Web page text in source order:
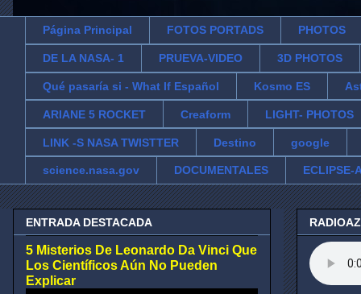
Página Principal FOTOS PORTADS PHOTOS
DE LA NASA- 1 PRUEVA-VIDEO 3D PHOTOS
Qué pasaría si - What If Español Kosmo ES
ARIANE 5 ROCKET Creaform LIGHT- PHOTOS
LINK -S NASA TWISTTER Destino google
science.nasa.gov DOCUMENTALES ECLIPSE-
ENTRADA DESTACADA
5 Misterios De Leonardo Da Vinci Que
Los Científicos Aún No Pueden
Explicar